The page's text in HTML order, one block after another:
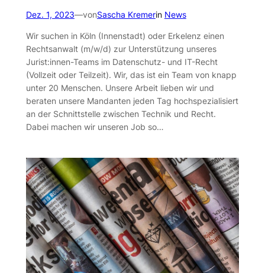
Dez. 1, 2023—vonSascha Kremerin News
Wir suchen in Köln (Innenstadt) oder Erkelenz einen
Rechtsanwalt (m/w/d) zur Unterstützung unseres
Jurist:innen-Teams im Datenschutz- und IT-Recht
(Vollzeit oder Teilzeit). Wir, das ist ein Team von knapp
unter 20 Menschen. Unsere Arbeit lieben wir und
beraten unsere Mandanten jeden Tag hochspezialisiert
an der Schnittstelle zwischen Technik und Recht.
Dabei machen wir unseren Job so…